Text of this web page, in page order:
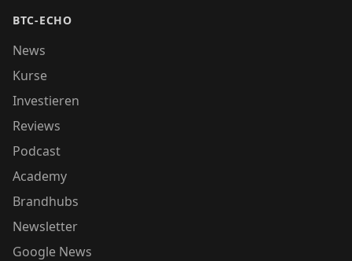
BTC-ECHO
News
Kurse
Investieren
Reviews
Podcast
Academy
Brandhubs
Newsletter
Google News